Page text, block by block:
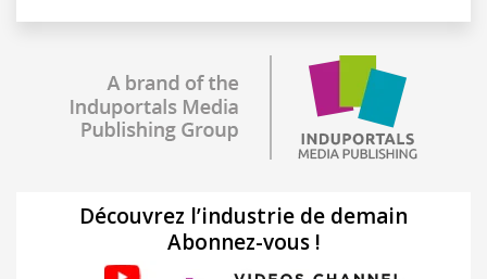
Découvrez l’industrie de demain
Abonnez-vous !